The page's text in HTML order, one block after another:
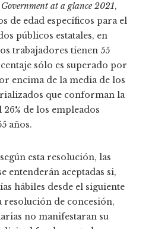
Government at a glance 2021,
de edad específicos para el
públicos estatales, en
trabajadores tienen 55
sólo es superado por
encima de la media de los
que conforman la
de los empleados
años.
esta resolución, las
entenderán aceptadas si,
hábiles desde el siguiente
resolución de concesión,
no manifestaran su